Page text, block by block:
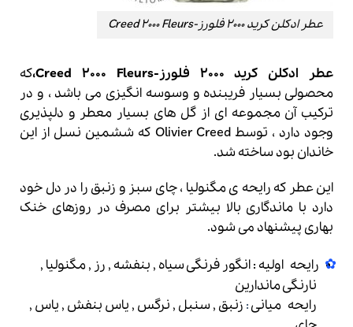
عطر ادکلن کرید 2000 فلورز-Creed 2000 Fleurs
عطر ادکلن کرید 2000 فلورز-Creed 2000 Fleurs،
که
محصولی بسیار فریبنده و وسوسه انگیزی می باشد ، و در
ترکیب آن مجموعه ای از گل های بسیار معطر و دلپذیری
وجود دارد ، توسط Olivier Creed که ششمین نسل از این
خاندان بود ساخته شد.
این عطر که رایحه ی مگنولیا ، چای سبز و زنبق را در دل خود
دارد با ماندگاری بالا بیشتر برای مصرف در روزهای خنک
بهاری پیشنهاد می شود.
رایحه اولیه : انگور فرنگی سیاه , بنفشه , رز , مگنولیا ,
نارنگی ماندارین
رایحه میانی: زنبق , سنبل , نرگس , یاس بنفش , یاس ,